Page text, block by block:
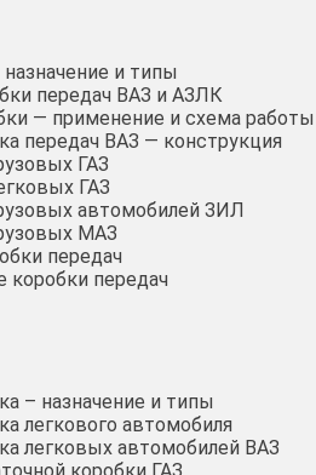
и типы
передач ВАЗ и АЗЛК
— применение и схема работы
передач ВАЗ — конструкция
ГАЗ
ГАЗ
автомобилей ЗИЛ
МАЗ
передач
коробки передач
– назначение и типы
легкового автомобиля
легковых автомобилей ВАЗ